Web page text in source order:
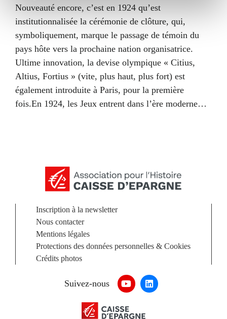
Nouveauté encore, c’est en 1924 qu’est
institutionnalisée la cérémonie de clôture, qui,
symboliquement, marque le passage de témoin du
pays hôte vers la prochaine nation organisatrice.
Ultime innovation, la devise olympique « Citius,
Altius, Fortius » (vite, plus haut, plus fort) est
également introduite à Paris, pour la première
fois.En 1924, les Jeux entrent dans l’ère moderne…
Inscription à la newsletter
Nous contacter
Mentions légales
Protections des données personnelles & Cookies
Crédits photos
Suivez-nous